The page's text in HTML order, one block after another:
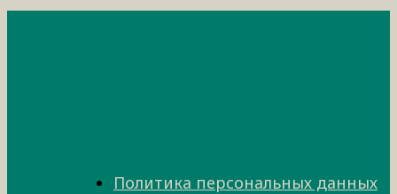
Политика персональных данных